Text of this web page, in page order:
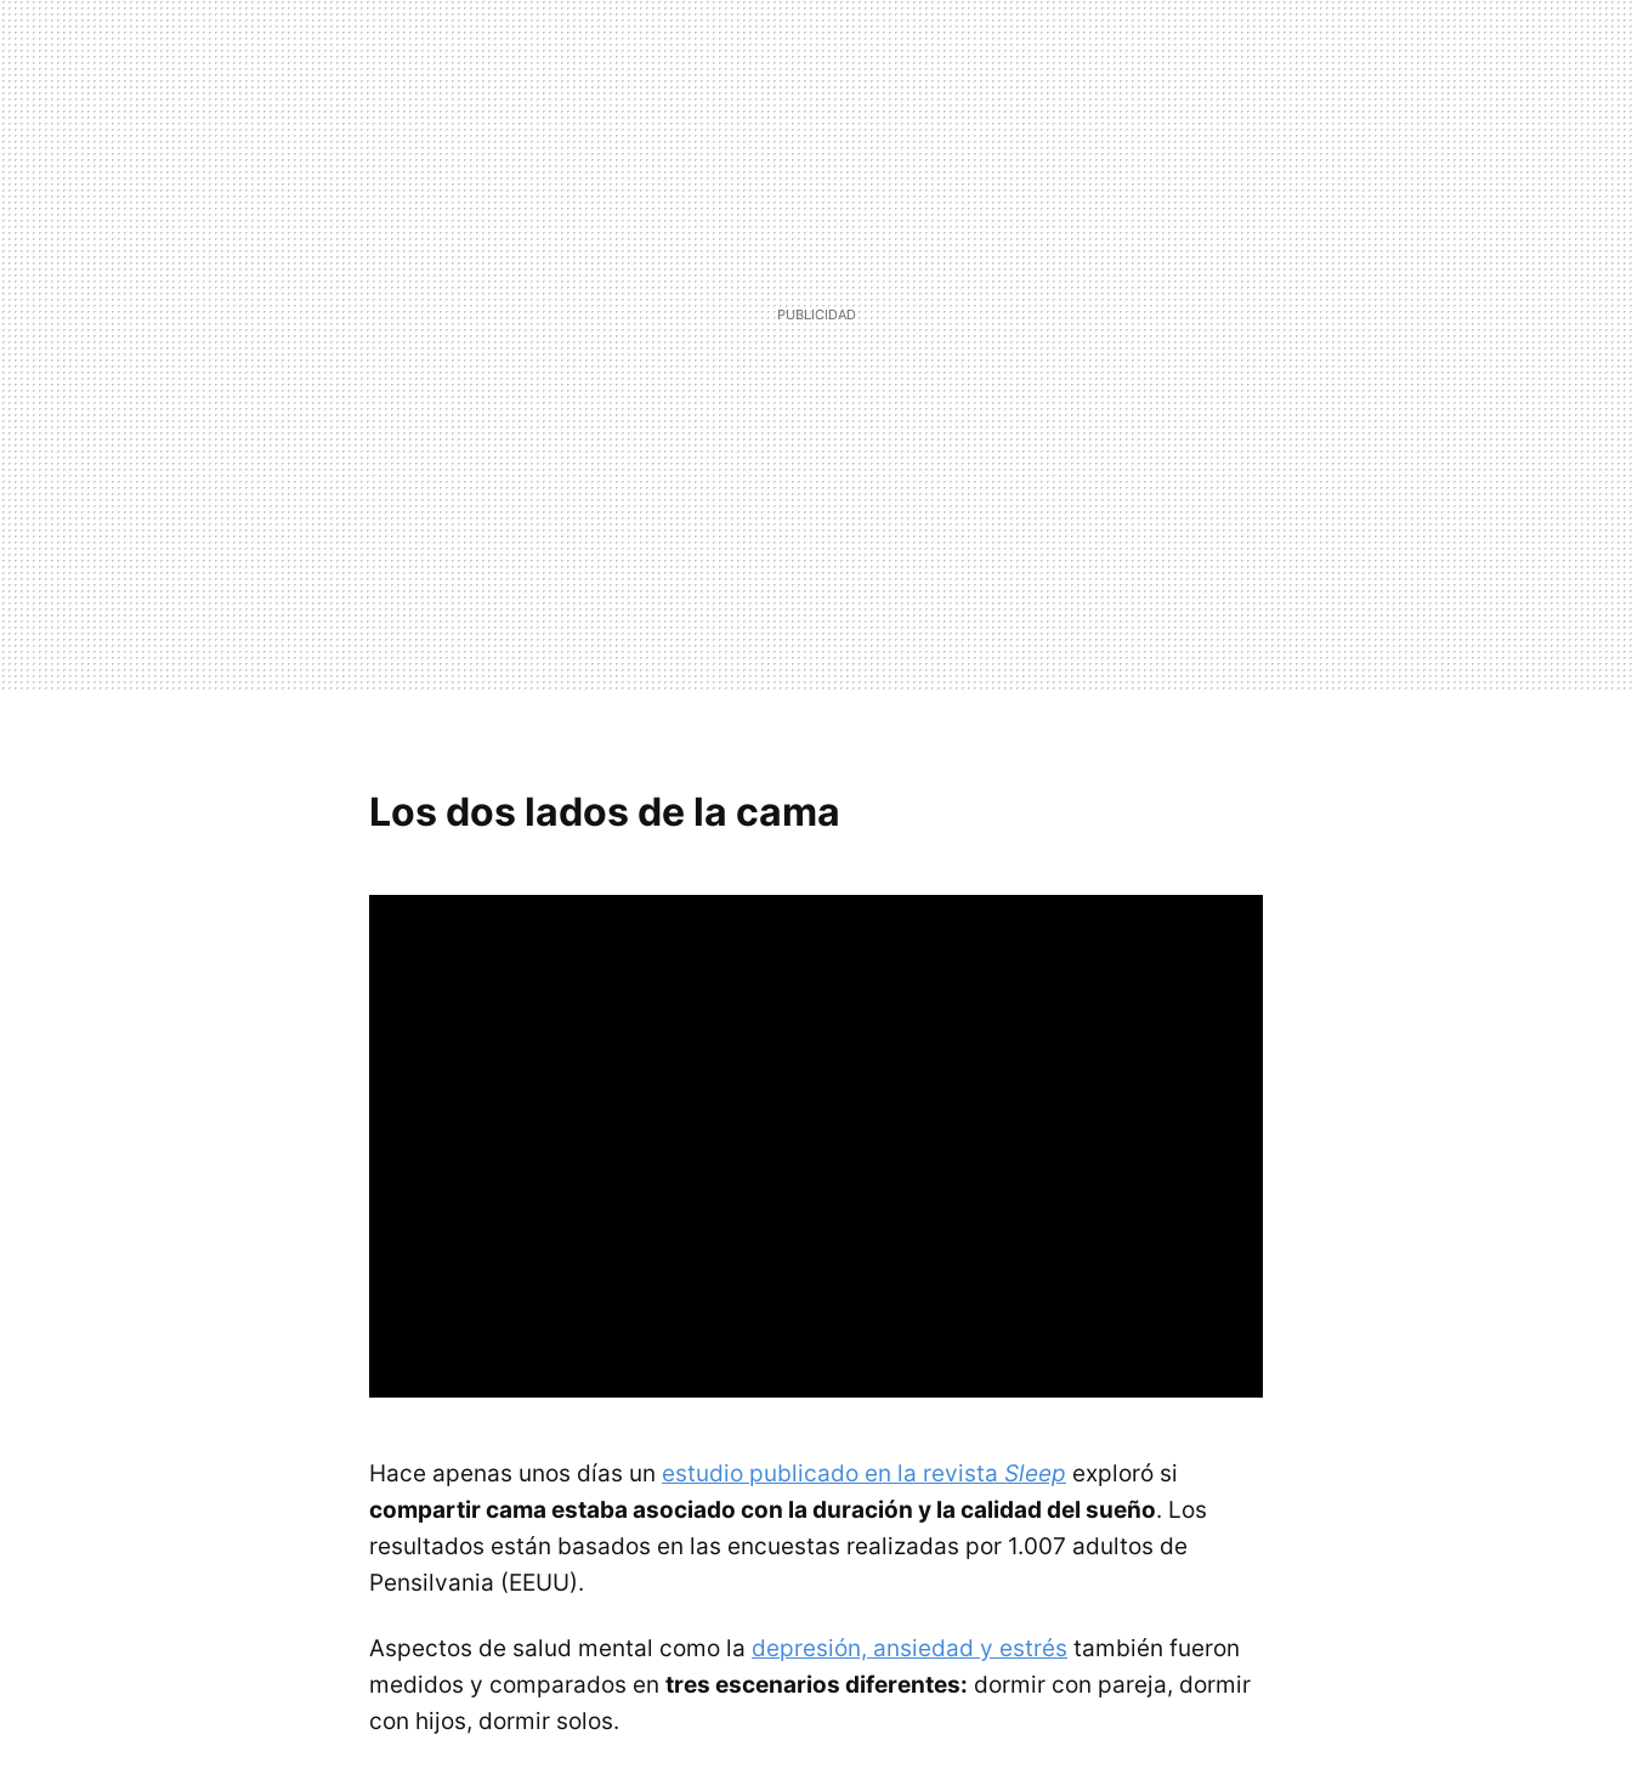
Los dos lados de la cama
Hace apenas unos días un estudio publicado en la revista Sleep exploró si
compartir cama estaba asociado con la duración y la calidad del sueño. Los
resultados están basados en las encuestas realizadas por 1.007 adultos de
Pensilvania (EEUU).
Aspectos de salud mental como la depresión, ansiedad y estrés también fueron
medidos y comparados en tres escenarios diferentes: dormir con pareja, dormir
con hijos, dormir solos.